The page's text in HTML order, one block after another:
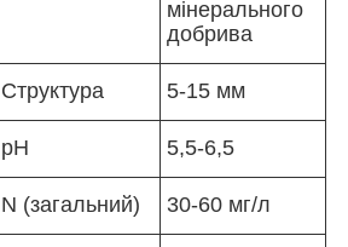
мінерального
добрива
Структура 5-15 мм
pH 5,5-6,5
N (загальний) 30-60 мг/л